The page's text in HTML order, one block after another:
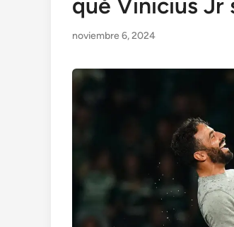
qué Vinicius Jr
noviembre 6, 2024